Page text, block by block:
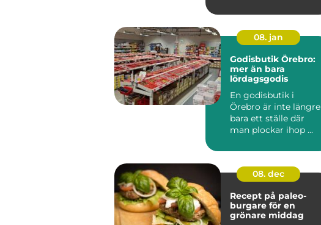
dagens paus, ett...
08. jan
Godisbutik Örebro:
mer än bara
lördagsgodis
En godisbutik i
Örebro är inte längre
bara ett ställe där
man plockar ihop ...
08. dec
Recept på paleo-
burgare för en
grönare middag